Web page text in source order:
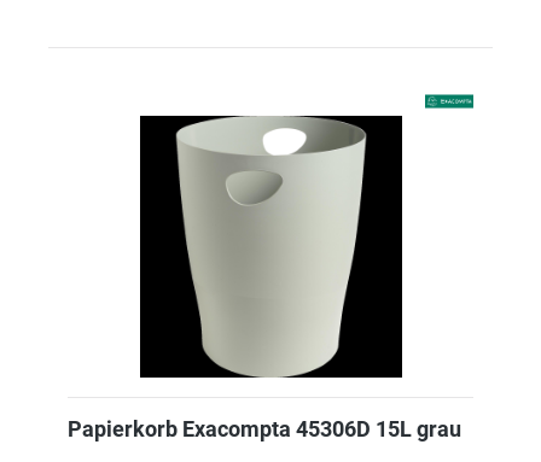
Papierkorb Exacompta 45306D 15L grau